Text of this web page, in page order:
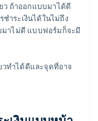
ว ถ้าออกแบบมาได้ดี
ำระเงินได้ในไม่ถึง
าไม่ดี แบบฟอร์มก็จะมี
ทำได้ดีและจุดที่อาจ